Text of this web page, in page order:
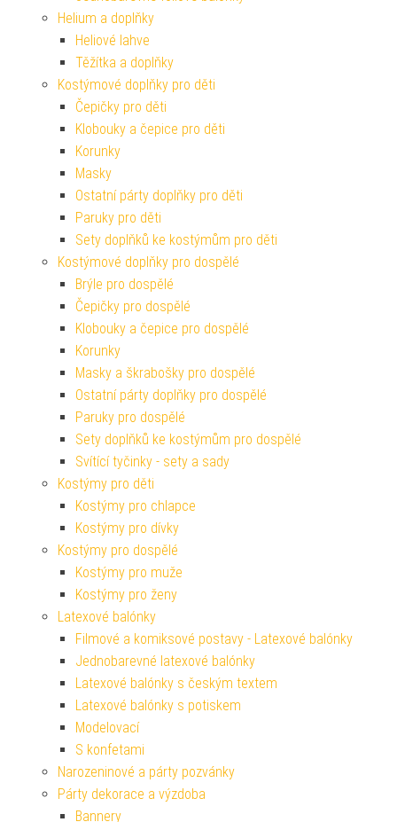
Helium a doplňky
Heliové lahve
Těžítka a doplňky
Kostýmové doplňky pro děti
Čepičky pro děti
Klobouky a čepice pro děti
Korunky
Masky
Ostatní párty doplňky pro děti
Paruky pro děti
Sety doplňků ke kostýmům pro děti
Kostýmové doplňky pro dospělé
Brýle pro dospělé
Čepičky pro dospělé
Klobouky a čepice pro dospělé
Korunky
Masky a škrabošky pro dospělé
Ostatní párty doplňky pro dospělé
Paruky pro dospělé
Sety doplňků ke kostýmům pro dospělé
Svítící tyčinky - sety a sady
Kostýmy pro děti
Kostýmy pro chlapce
Kostýmy pro dívky
Kostýmy pro dospělé
Kostýmy pro muže
Kostýmy pro ženy
Latexové balónky
Filmové a komiksové postavy - Latexové balónky
Jednobarevné latexové balónky
Latexové balónky s českým textem
Latexové balónky s potiskem
Modelovací
S konfetami
Narozeninové a párty pozvánky
Párty dekorace a výzdoba
Bannery